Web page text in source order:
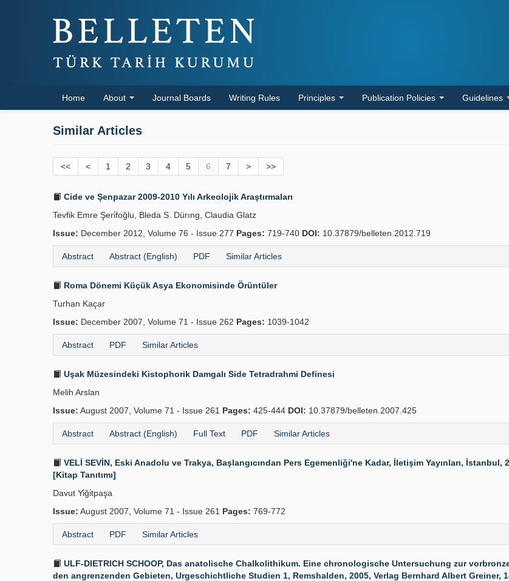
Home About Journal Boards Writing Rules Principles Publication Policies Guidelines
Similar Articles
<< < 1 2 3 4 5 6 7 > >>
Cide ve Şenpazar 2009-2010 Yılı Arkeolojik Araştırmaları
Tevfik Emre Şeri̇foğlu, Bleda S. Dürıng, Claudia Glatz
Issue: December 2012, Volume 76 - Issue 277 Pages: 719-740 DOI: 10.37879/belleten.2012.719
Abstract Abstract (English) PDF Similar Articles
Roma Dönemi Küçük Asya Ekonomisinde Örüntüler
Turhan Kaçar
Issue: December 2007, Volume 71 - Issue 262 Pages: 1039-1042
Abstract PDF Similar Articles
Uşak Müzesindeki Kistophorik Damgalı Side Tetradrahmi Definesi
Melih Arslan
Issue: August 2007, Volume 71 - Issue 261 Pages: 425-444 DOI: 10.37879/belleten.2007.425
Abstract Abstract (English) Full Text PDF Similar Articles
VELİ SEVİN, Eski Anadolu ve Trakya, Başlangıcından Pers Egemenliği'ne Kadar, İletişim Yayınları,
[Kitap Tanıtımı]
Davut Yi̇ği̇tpaşa
Issue: August 2007, Volume 71 - Issue 261 Pages: 769-772
Abstract PDF Similar Articles
ULF-DIETRICH SCHOOP, Das anatolische Chalkolithikum. Eine chronologische Untersuchung zur
den angrenzenden Gebieten, Urgeschichtliche Studien 1, Remshalden, 2005, Verlag Bernhard Albert Greiner,